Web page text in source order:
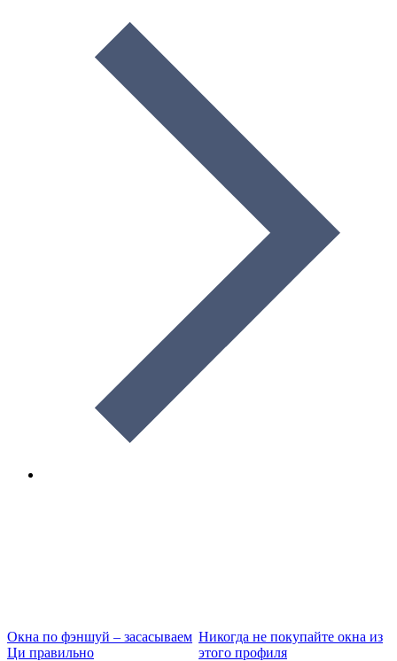
Окна по фэншуй – засасываем
Ци правильно
Никогда не покупайте окна из
этого профиля